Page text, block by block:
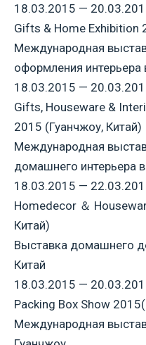
18.03.2015 —
Gifts & Home Exhibition
Международная
оформления интерьера
18.03.2015 —
Gifts, Houseware &
2015 (Гуанчжоу, Китай)
Международная
домашнего интерьера
18.03.2015 —
Homedecor ＆
Китай)
Выставка домашнего
Китай
18.03.2015 —
Packing Box Show
Международная